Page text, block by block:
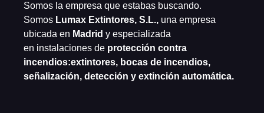
Somos la empresa que estabas buscando.
Somos Lumax Extintores, S.L., una empresa
ubicada en Madrid y especializada
en instalaciones de protección contra
incendios:extintores, bocas de incendios,
señalización, detección y extinción automática.